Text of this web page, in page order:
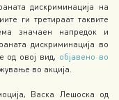
дискриминација на
ги третираат таквите
значаен напредок и
дискриминација во
од овој вид, објавено во
во акција.
Васка Лешоска од